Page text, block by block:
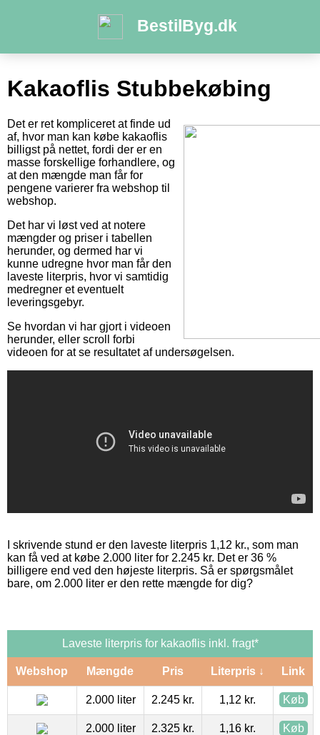
BestilByg.dk
Kakaoflis Stubbekøbing
Det er ret kompliceret at finde ud
af, hvor man kan købe kakaoflis
billigst på nettet, fordi der er en
masse forskellige forhandlere, og
at den mængde man får for
pengene varierer fra webshop til
webshop.
Det har vi løst ved at notere
mængder og priser i tabellen
herunder, og dermed har vi
kunne udregne hvor man får den
laveste literpris, hvor vi samtidig
medregner et eventuelt
leveringsgebyr.
Se hvordan vi har gjort i videoen
herunder, eller scroll forbi
videoen for at se resultatet af undersøgelsen.
I skrivende stund er den laveste literpris 1,12 kr., som man
kan få ved at købe 2.000 liter for 2.245 kr. Det er 36 %
billigere end ved den højeste literpris. Så er spørgsmålet
bare, om 2.000 liter er den rette mængde for dig?
Laveste literpris for kakaoflis inkl. fragt*
Webshop Mængde Pris Literpris ↓ Link
2.000 liter 2.245 kr. 1,12 kr. Køb
2.000 liter 2.325 kr. 1,16 kr. Køb